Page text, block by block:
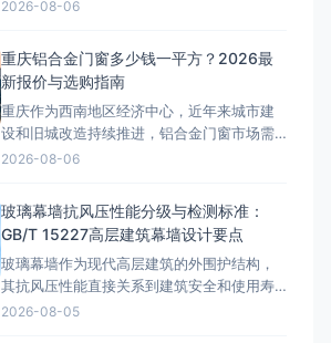
金门窗》标准明确规定：外门受力构件型材
壁厚不低于2.0mm，外窗受力构件型材壁厚
不低于1.8m
2026-08-06
重庆铝合金门窗多少钱一平方？2026最
新报价与选购指南
重庆作为西南地区经济中心，近年来城市建
设和旧城改造持续推进，铝合金门窗市场需
求旺盛。从解放碑商圈的高端写字楼到来福
接影响居住舒适度和能耗成本。那么，重庆
铝合金门窗多少钱一平方？这是许多业主在
装修前最关心的问题。本文将结合重庆
2026-08-06
玻璃幕墙抗风压性能分级与检测标准：
GB/T 15227高层建筑幕墙设计要点
玻璃幕墙作为现代高层建筑的外围护结构，
其抗风压性能直接关系到建筑安全和使用寿
命。随着我国超高层建筑的快速发展，幕墙
2026-08-05